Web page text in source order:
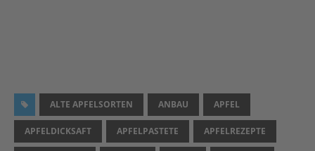
ALTE APFELSORTEN ANBAU APFEL
APFELDICKSAFT APFELPASTETE APFELREZEPTE